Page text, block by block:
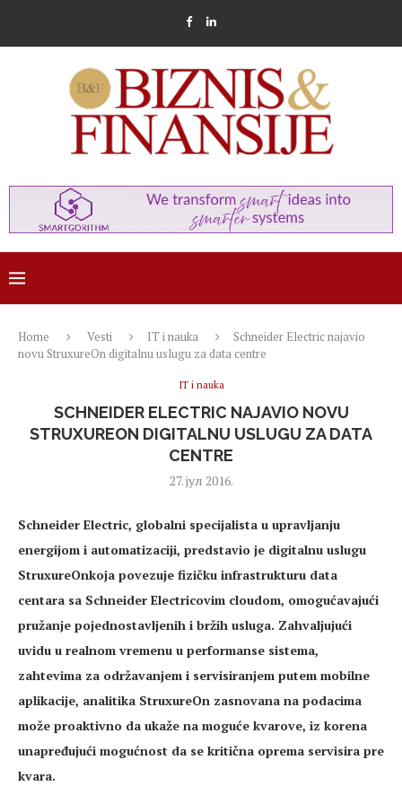
Home Vesti IT i nauka
Schneider Electric najavio
novu StruxureOn digitalnu uslugu za data centre
IT i nauka
SCHNEIDER ELECTRIC NAJAVIO NOVU
STRUXUREON DIGITALNU USLUGU ZA DATA
CENTRE
27. јул 2016.
Schneider Electric, globalni specijalista u upravljanju
energijom i automatizaciji, predstavio je digitalnu uslugu
StruxureOnkoja povezuje fizičku infrastrukturu data
centara sa Schneider Electricovim cloudom, omogućavajući
pružanje pojednostavljenih i bržih usluga. Zahvaljujući
uvidu u realnom vremenu u performanse sistema,
zahtevima za održavanjem i servisiranjem putem mobilne
aplikacije, analitika StruxureOn zasnovana na podacima
može proaktivno da ukaže na moguće kvarove, iz korena
unapređujući mogućnost da se kritična oprema servisira pre
kvara.